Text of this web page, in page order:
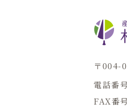
〒004-
電話番
FAX番